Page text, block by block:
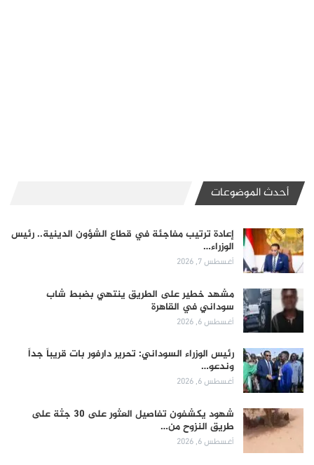
أحدث الموضوعات
إعادة ترتيب مفاجئة في قطاع الشؤون الدينية.. رئيس
الوزراء…
أغسطس 7, 2026
مشهد خطير على الطريق ينتهي بضبط شاب
سوداني في القاهرة
أغسطس 6, 2026
رئيس الوزراء السوداني: تحرير دارفور بات قريباً جداً
وندعو…
أغسطس 6, 2026
شهود يكشفون تفاصيل العثور على 30 جثة على
طريق النزوح من…
أغسطس 6, 2026